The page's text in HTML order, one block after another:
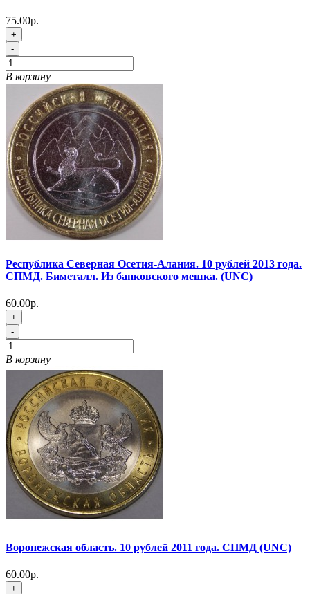
75.00р.
+
-
В корзину
Республика Северная Осетия-Алания. 10 рублей 2013 года.
СПМД. Биметалл. Из банковского мешка. (UNC)
60.00р.
+
-
В корзину
Воронежская область. 10 рублей 2011 года. СПМД (UNC)
60.00р.
+